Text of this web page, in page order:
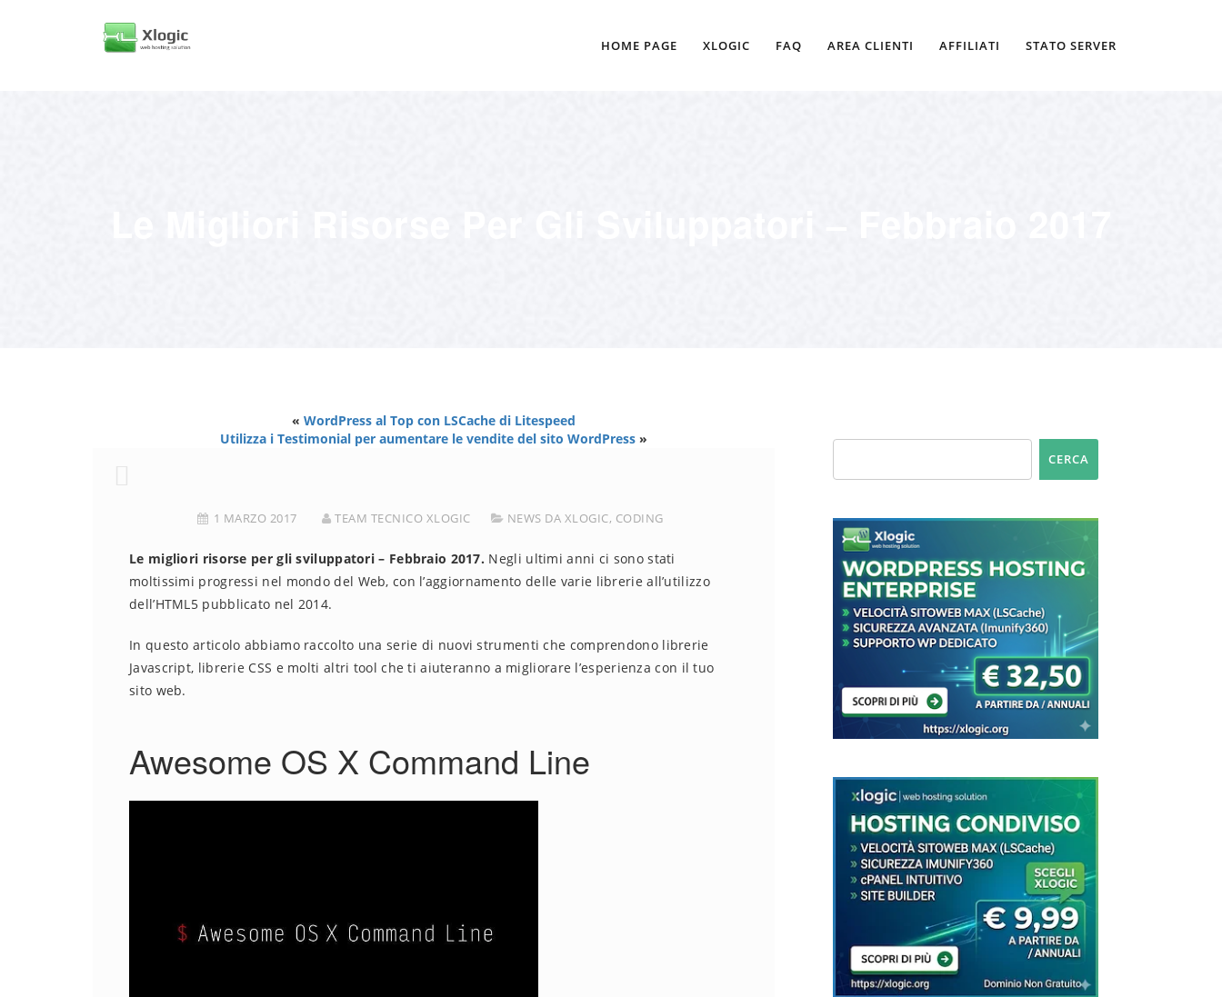
HOME PAGE XLOGIC FAQ AREA CLIENTI AFFILIATI STATO SERVER
« WordPress al Top con LSCache di Litespeed
Utilizza i Testimonial per aumentare le vendite del sito WordPress »
1 MARZO 2017 TEAM TECNICO XLOGIC NEWS DA XLOGIC, CODING
Le migliori risorse per gli sviluppatori – Febbraio 2017. Negli ultimi anni ci sono stati
moltissimi progressi nel mondo del Web, con l’aggiornamento delle varie librerie all’utilizzo
dell’HTML5 pubblicato nel 2014.
In questo articolo abbiamo raccolto una serie di nuovi strumenti che comprendono librerie
Javascript, librerie CSS e molti altri tool che ti aiuteranno a migliorare l’esperienza con il tuo
sito web.
Awesome OS X Command Line